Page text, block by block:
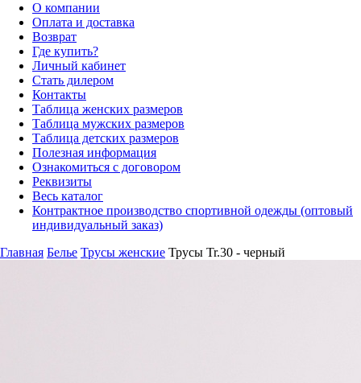
О компании
Оплата и доставка
Возврат
Где купить?
Личный кабинет
Стать дилером
Контакты
Таблица женских размеров
Таблица мужских размеров
Таблица детских размеров
Полезная информация
Ознакомиться с договором
Реквизиты
Весь каталог
Контрактное производство спортивной одежды (оптовый
индивидуальный заказ)
Главная Белье Трусы женские Трусы Tr.30 - черный